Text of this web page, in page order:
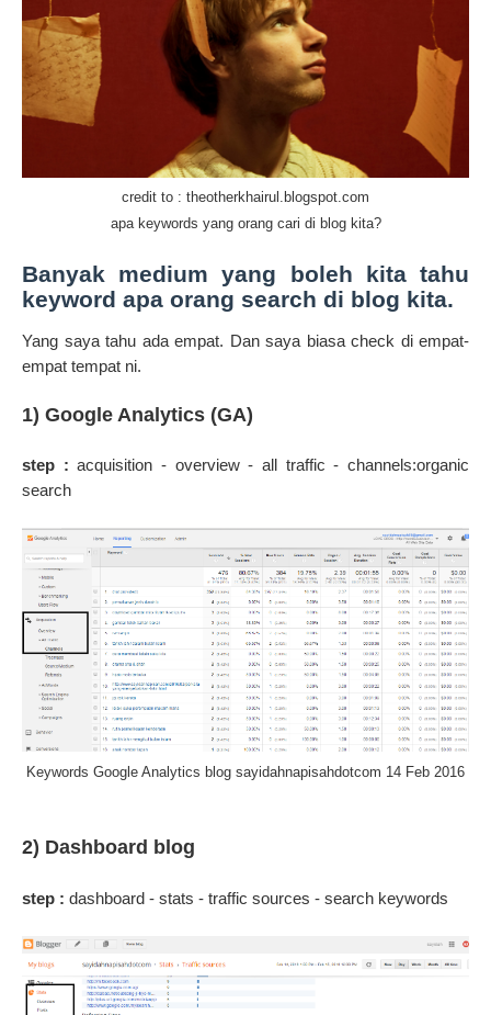
credit to : theotherkhairul.blogspot.com
apa keywords yang orang cari di blog kita?
Banyak medium yang boleh kita tahu
keyword apa orang search di blog kita.
Yang saya tahu ada empat. Dan saya biasa check di empat-
empat tempat ni.
1) Google Analytics (GA)
step :acquisition - overview - all traffic - channels:organic
search
Keywords Google Analytics blog sayidahnapisahdotcom 14 Feb 2016
2) Dashboard blog
step : dashboard - stats - traffic sources - search keywords